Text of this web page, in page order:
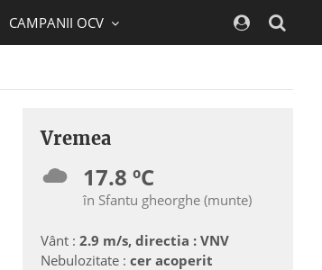
CAMPANII OCV
Vremea
17.8 ºC
în Sfantu gheorghe (munte)
Vânt : 2.9 m/s, directia : VNV
Nebulozitate : cer acoperit